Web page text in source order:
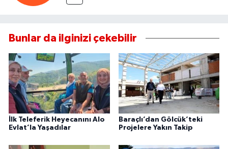
Bunlar da ilginizi çekebilir
İlk Teleferik Heyecanını Alo
Evlat’la Yaşadılar
Baraçlı’dan Gölcük’teki
Projelere Yakın Takip